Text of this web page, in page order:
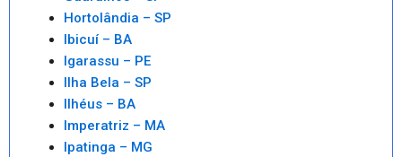
Hortolândia – SP
Ibicuí – BA
Igarassu – PE
Ilha Bela – SP
Ilhéus – BA
Imperatriz – MA
Ipatinga – MG